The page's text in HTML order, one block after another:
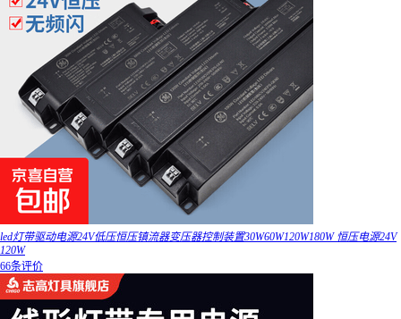
led灯带驱动电源24V低压恒压镇流器变压器控制装置30W60W120W180W 恒压电源24V
120W
66条评价